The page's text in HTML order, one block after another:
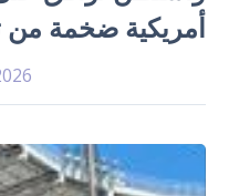
أمريكية ضخمة من